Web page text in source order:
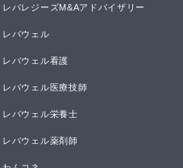
レバレジーズM&Aアドバイザリー
レバウェル
レバウェル看護
レバウェル医療技師
レバウェル栄養士
レバウェル薬剤師